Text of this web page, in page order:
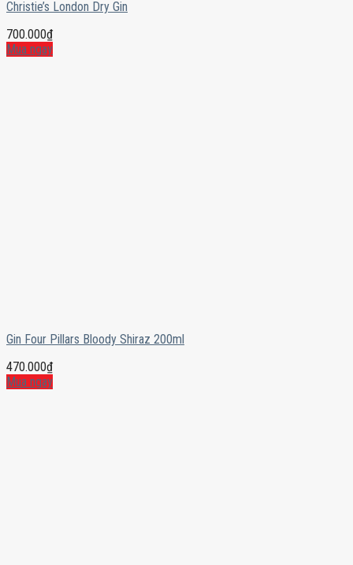
Christie’s London Dry Gin
700.000₫
Mua ngay
Gin Four Pillars Bloody Shiraz 200ml
470.000₫
Mua ngay